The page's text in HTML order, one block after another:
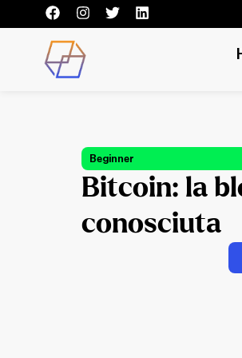
Beginner
Bitcoin: la
conosciuta